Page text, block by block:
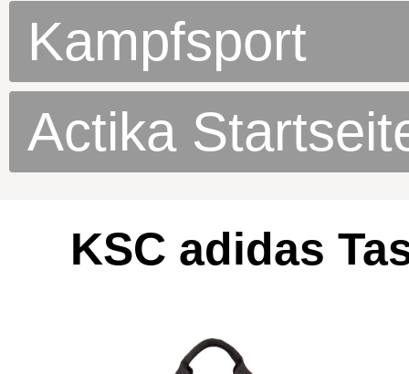
Kampfsport
Actika
KSC adidas